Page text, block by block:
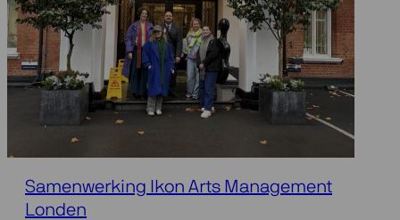
Samenwerking Ikon Arts Management
Londen